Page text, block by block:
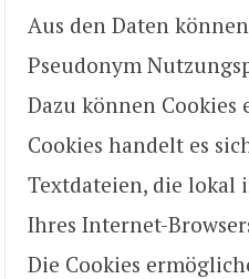
Aus den Daten
Pseudonym
Dazu können Cookies
Cookies handelt es
Textdateien, die lokal
Ihres Internet-
Die Cookies